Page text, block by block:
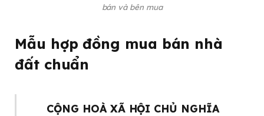
bán và bên mua
Mẫu hợp đồng mua bán nhà
đất chuẩn
CỘNG HOÀ XÃ HỘI CHỦ NGHĨA